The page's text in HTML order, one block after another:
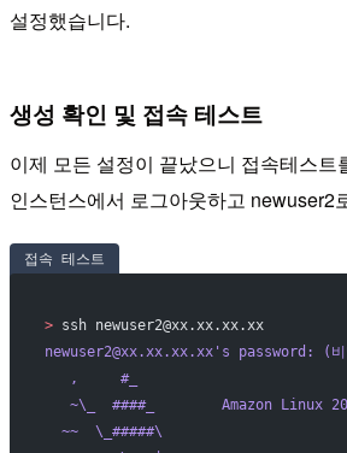
설정했습니다.
생성 확인 및 접속 테스트
이제 모든 설정이 끝났으니 접속테스트
인스턴스에서 로그아웃하고 newuser2
접속 테스트
> ssh newuser2@xx.xx.xx.xx
newuser2@xx.xx.xx.xx's password: (비
   ,     #_
~\_  ####_        Amazon Linux
  ~~  \_#####\